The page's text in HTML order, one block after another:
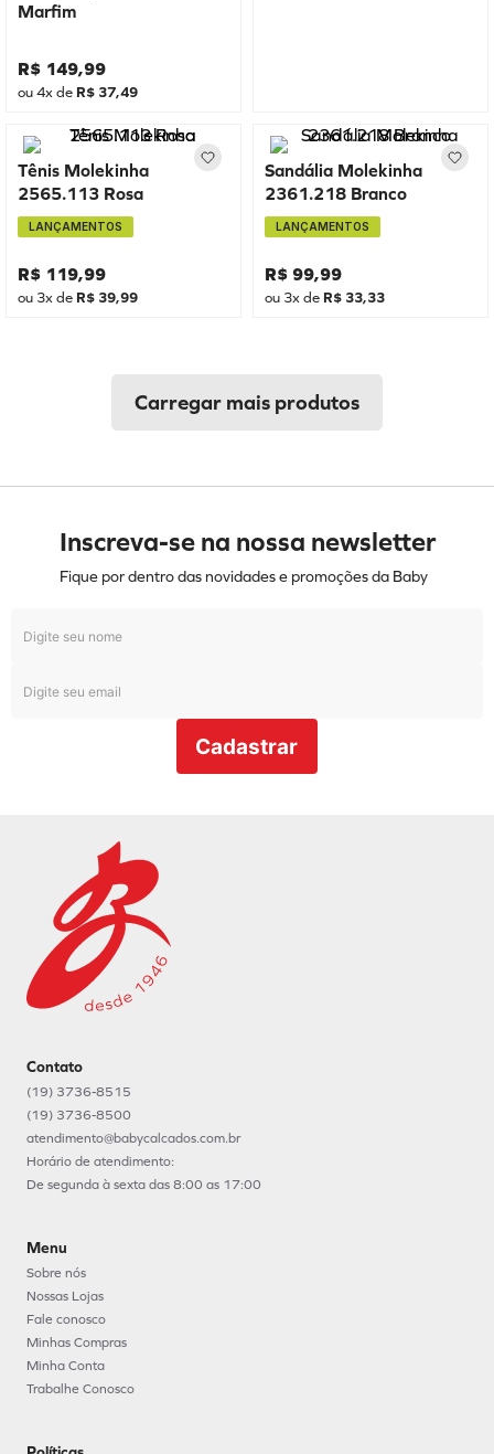
Marfim
R$ 149,99
ou4x de R$ 37,49
Tênis Molekinha
2565.113 Rosa
LANÇAMENTOS
R$ 119,99
ou 3x de R$ 39,99
Sandália Molekinha
2361.218 Branco
LANÇAMENTOS
R$ 99,99
ou 3x de R$ 33,33
Inscreva-se na nossa newsletter
Fique por dentro das novidades e promoções da Baby
Cadastrar
Contato
(19) 3736-8515
(19) 3736-8500
atendimento@babycalcados.com.br
Horário de atendimento:
De segunda à sexta das 8:00 as 17:00
Menu
Sobre nós
Nossas Lojas
Fale conosco
Minhas Compras
Minha Conta
Trabalhe Conosco